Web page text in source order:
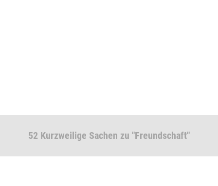
52 Kurzweilige Sachen zu "Freundschaft"